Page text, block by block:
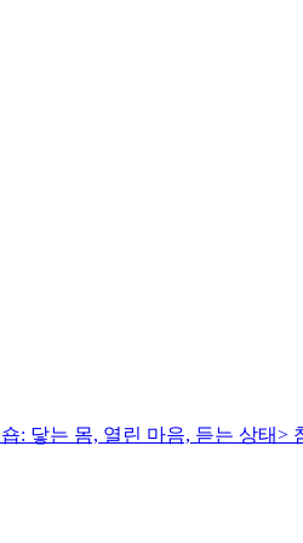
: 닿는 몸, 열린 마음, 듣는 상태>